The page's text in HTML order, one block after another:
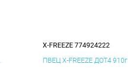
X-FREEZE 774924222
ПВЕЦ X-FREEZE ДОТ4 910г